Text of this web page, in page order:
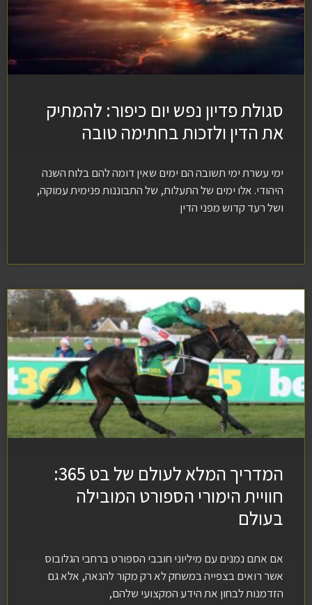
סגולת פדיון נפש יום כיפור: להמתיק
את הדין ולזכות בחתימה טובה
ימי עשרת ימי תשובה הם ימים שאין דומה להם בלוח השנה
היהודי. אלו ימים של התעלות, של התבוננות פנימית עמוקה,
ושל רעד קדוש מפני הדין
המדריך המלא לעולם של בט 365:
חוויית הימורי הספורט המובילה
בעולם
אם אתם נמנים עם מיליוני חובבי הספורט ברחבי הגלובוס
אשר רואים בצפייה במשחק לא רק מקור להנאה, אלא גם
הזדמנות לבחון את הידע המקצועי שלהם,